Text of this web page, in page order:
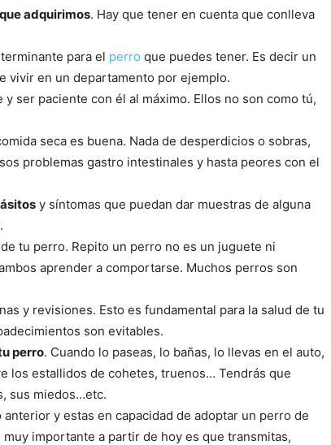
Razas
de
Perros
–
adquirimos. Hay que tener en cuenta que conlleva
para el perro que puedes tener. Es decir un
vivir en un departamento por ejemplo.
ser paciente con él al máximo. Ellos no son como tú,
seca es buena. Nada de desperdicios o sobras,
problemas gastro intestinales y hasta peores con el
y síntomas que puedan dar muestras de alguna
tu perro. Repito un perro no es un juguete ni
aprender a comportarse. Muchos perros son
y revisiones. Esto es fundamental para la salud de tu
son evitables.
perro. Cuando lo paseas, lo bañas, lo llevas en el auto,
los estallidos de cohetes, truenos… Tendrás que
sus miedos…etc.
y estas en capacidad de adoptar un perro de
importante a partir de hoy es que transmitas,